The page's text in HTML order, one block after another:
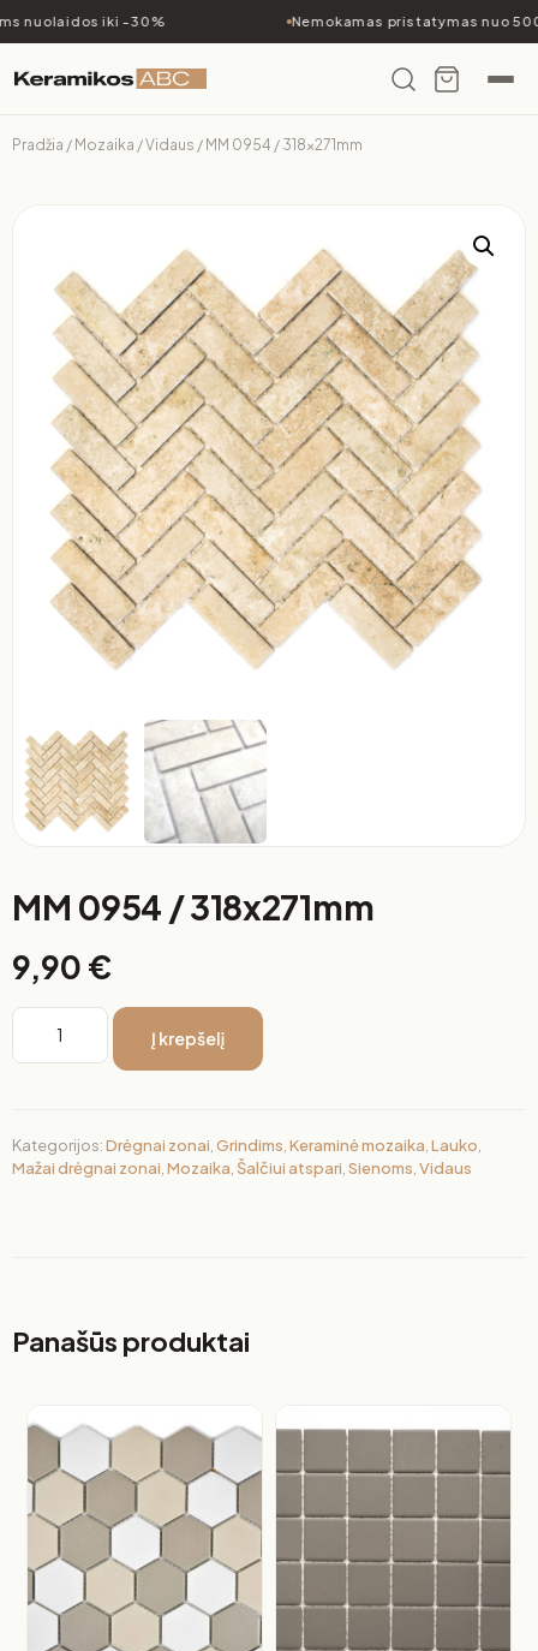
nuolaidos iki -30% Nemokamas pristatymas nuo 500€
Pradžia / Mozaika /Vidaus / MM 0954 / 318x271mm
MM 0954 / 318x271mm
9,90 €
Į krepšelį
Kategorijos:Drėgnai zonai Grindims Keraminė mozaika Lauko
Mažai drėgnai zonai Mozaika Šalčiui atspari Sienoms Vidaus
Panašūs produktai